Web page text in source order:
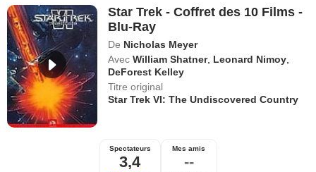
Star Trek - Coffret des 10 Films -
Blu-Ray
De Nicholas Meyer
Avec William Shatner, Leonard Nimoy
DeForest Kelley
Titre original
Star Trek VI: The Undiscovered Country
Spectateurs
3,4
Mes amis
--